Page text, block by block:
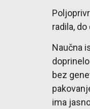
radila,
Naučna
bez
ima